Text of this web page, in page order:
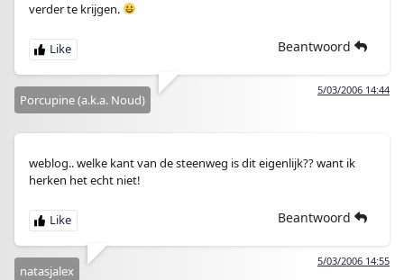
verder te krijgen.
Beantwoord
5/03/2006 14:44
Porcupine (a.k.a. Noud)
weblog.. welke kant van de steenweg is dit eigenlijk?? want ik
herken het echt niet!
Beantwoord
5/03/2006 14:55
natasjalex